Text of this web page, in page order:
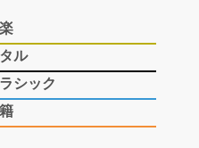
ル
シック